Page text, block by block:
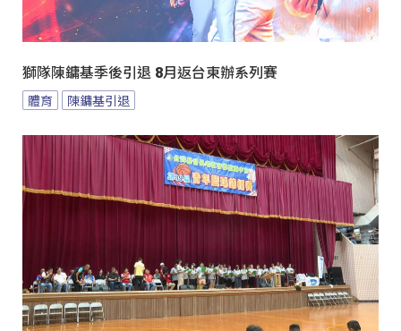
獅隊陳鏞基季後引退 8月返台東辦系列賽
體育 陳鏞基引退